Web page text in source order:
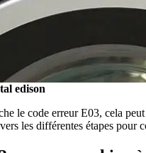
edison
le code erreur E03, cela
les différentes étapes pour